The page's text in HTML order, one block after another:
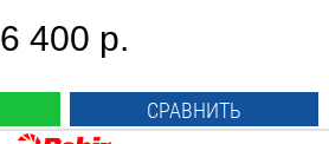
6 400 р.
СРАВНИТЬ